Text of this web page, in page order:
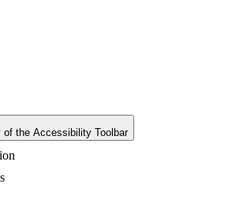
of the Accessibility Toolbar